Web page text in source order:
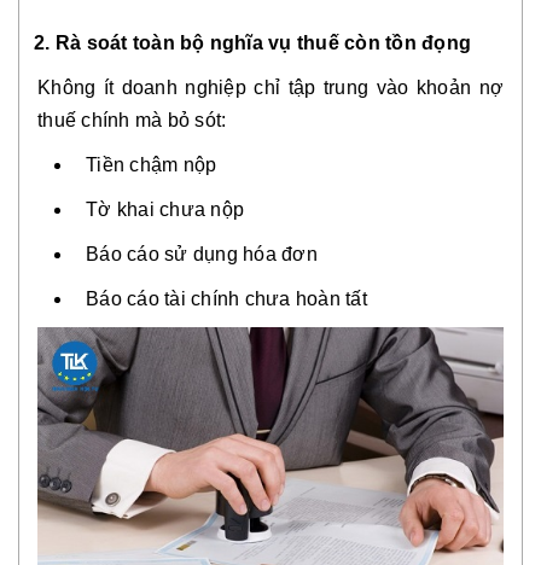
2. Rà soát toàn bộ nghĩa vụ thuế còn tồn đọng
Không ít doanh nghiệp chỉ tập trung vào khoản nợ
thuế chính mà bỏ sót:
Tiền chậm nộp
Tờ khai chưa nộp
Báo cáo sử dụng hóa đơn
Báo cáo tài chính chưa hoàn tất